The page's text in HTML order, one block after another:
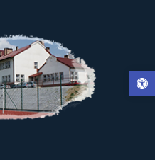
Otwórz pasek narzędzi